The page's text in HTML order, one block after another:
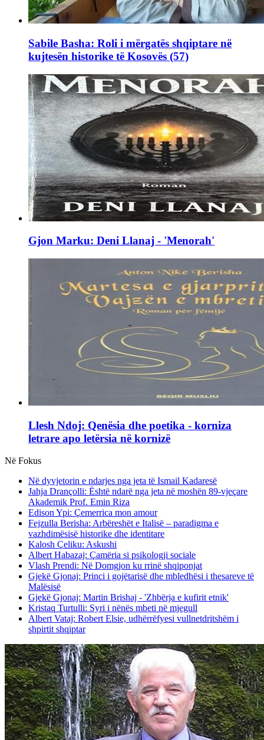
Sabile Basha: Roli i mërgatës shqiptare në
kujtesën historike të Kosovës (57)
Gjon Marku: Deni Llanaj - 'Menorah'
Llesh Ndoj: Qenësia dhe poetika - korniza
letrare apo letërsia në kornizë
Në Fokus
Në dyvjetorin e ndarjes nga jeta të Ismail Kadaresë
Jahja Drançolli: Është ndarë nga jeta në moshën 89-vjeçare
Akademik Prof. Emin Riza
Edison Ypi: Çemerrica mon amour
Fejzulla Berisha: Arbëreshët e Italisë – paradigma e
vazhdimësisë historike dhe identitare
Kalosh Çeliku: Askushi
Albert Habazaj: Çamëria si psikologji sociale
Vlash Prendi: Në Domgjon ku rrinë shqiponjat
Gjekë Gjonaj: Princi i gojëtarisë dhe mbledhësi i thesareve të
Malësisë
Gjekë Gjonaj: Martin Brishaj - 'Zhbërja e kufirit etnik'
Kristaq Turtulli: Syri i nënës mbeti në mjegull
Albert Vataj: Robert Elsie, udhërrëfyesi vullnetdritshëm i
shpirtit shqiptar